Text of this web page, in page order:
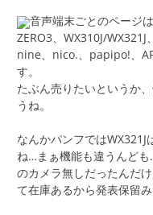
音声端末ごとのページ
ZERO3、WX310J/WX321J
nine、nico.、papipo!、
す。
たぶん売りたいというか
うね。
なんかパンフでは
ね…まぁ機能も違うんども
のカメラ無しだったんだ
て在庫あるから発表保留